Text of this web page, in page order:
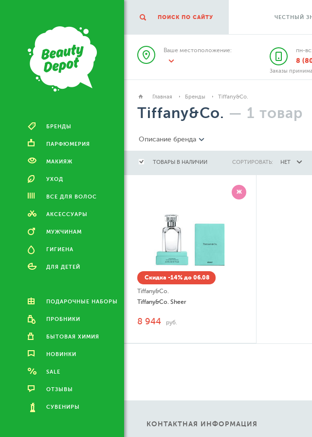
БРЕНДЫ
ПАРФЮМЕРИЯ
МАКИЯЖ
УХОД
ВСЕ ДЛЯ ВОЛОС
АКСЕССУАРЫ
МУЖЧИНАМ
ГИГИЕНА
ДЛЯ ДЕТЕЙ
ПОДАРОЧНЫЕ НАБОРЫ
ПРОБНИКИ
БЫТОВАЯ ХИМИЯ
НОВИНКИ
SALE
ОТЗЫВЫ
СУВЕНИРЫ
ПОИСК ПО САЙТУ ЧЕСТНЫЙ
Ваше местоположение: пн-
8
Заказы
Главная Бренды Tiffany&Co.
Tiffany&Co. — 1 товар
Описание бренда
ТОВАРЫ В НАЛИЧИИ СОРТИРОВАТЬ: НЕТ
Ж
Скидка -14% до 06.08
Tiffany&Co.
Tiffany&Co. Sheer
8 944 руб.
КОНТАКТНАЯ ИНФОРМАЦИЯ